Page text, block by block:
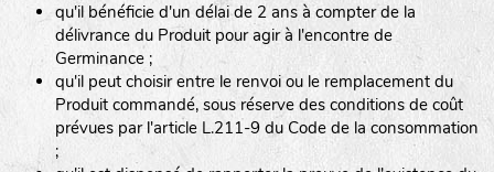
qu'il bénéficie d'un délai de 2 ans à compter de la
délivrance du Produit pour agir à l'encontre de
Germinance ;
qu'il peut choisir entre le renvoi ou le remplacement du
Produit commandé, sous réserve des conditions de coût
prévues par l'article L.211-9 du Code de la consommation
;